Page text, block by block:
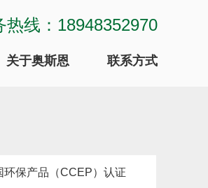
热线：18948352970
关于奥斯恩 联系方式
环保产品（CCEP）认证